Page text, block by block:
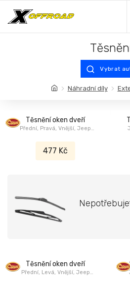
Vybrat
Náhradní díly
Těsnění oken dveří
Přední, Pravá, Vnější, Jeep
477 Kč
Těsnění oken dveří
Přední, Levá, Vnější, Jeep